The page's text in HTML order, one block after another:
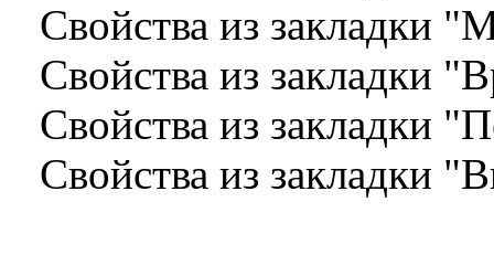
Свойства из закладки
Свойства из закладки
Свойства из закладки
Свойства из закладки